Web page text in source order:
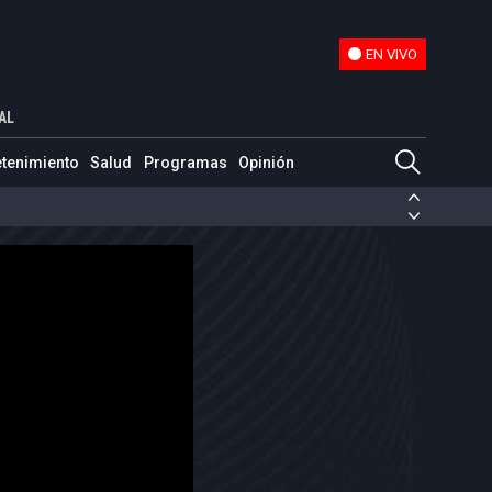
EN VIVO
Salud Programas Opinión
de las FARC